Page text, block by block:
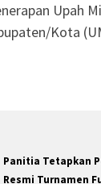
Upah
Kota
Panitia Tetapkan
Resmi Turnamen